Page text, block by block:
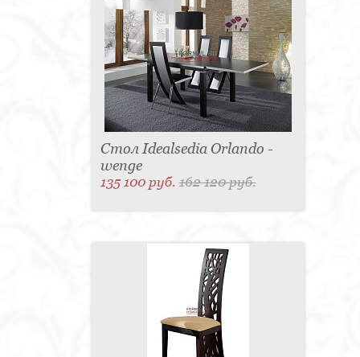
Стол Idealsedia Orlando -
wenge
135 100 руб.162 120 руб.